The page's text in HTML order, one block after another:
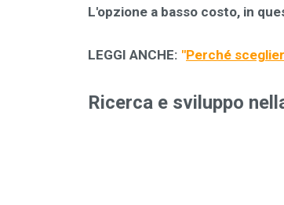
L'opzione a basso costo, in
LEGGI ANCHE: "Perché
Ricerca e sviluppo